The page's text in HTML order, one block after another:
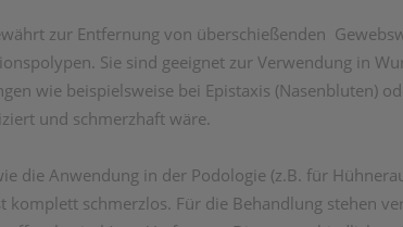
zur Entfernung von überschießenden
Sie sind geeignet zur Verwendung in
wie beispielsweise bei Epistaxis (Nasenbluten)
und schmerzhaft wäre.
die Anwendung in der Podologie (z.B. für
schmerzlos. Für die Behandlung stehen